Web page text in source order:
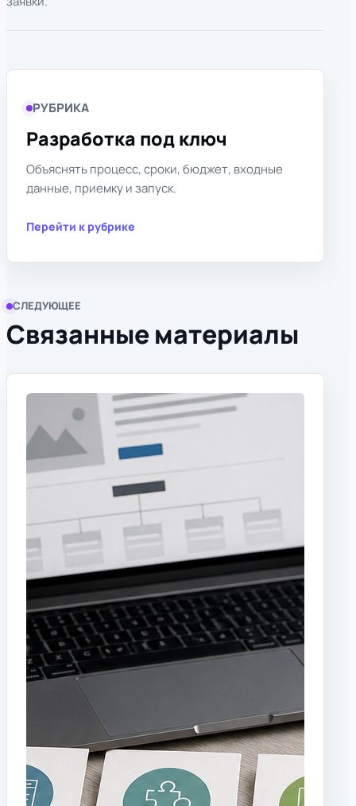
РУБРИКА
Разработка под ключ
Объяснять процесс, сроки, бюджет, входные
данные, приемку и запуск.
Перейти к рубрике
СЛЕДУЮЩЕЕ
Связанные материалы